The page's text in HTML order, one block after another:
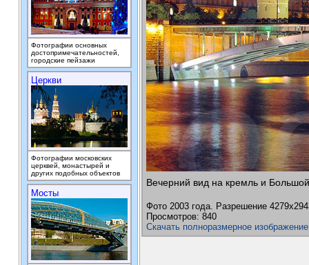
Вечерний вид на кремль и
Фото 2003 года. Разрешение
Просмотров: 840
Скачать полноразмерное изображение
Фотографии основных
достопримечательностей,
городские пейзажи
Церкви
Фотографии московских
церквей, монастырей и
других подобных объектов
Мосты